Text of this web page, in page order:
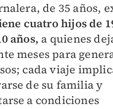
de 35 años,
cuatro hijos de
años, a quienes
meses para
cada viaje
de su familia y
a condiciones